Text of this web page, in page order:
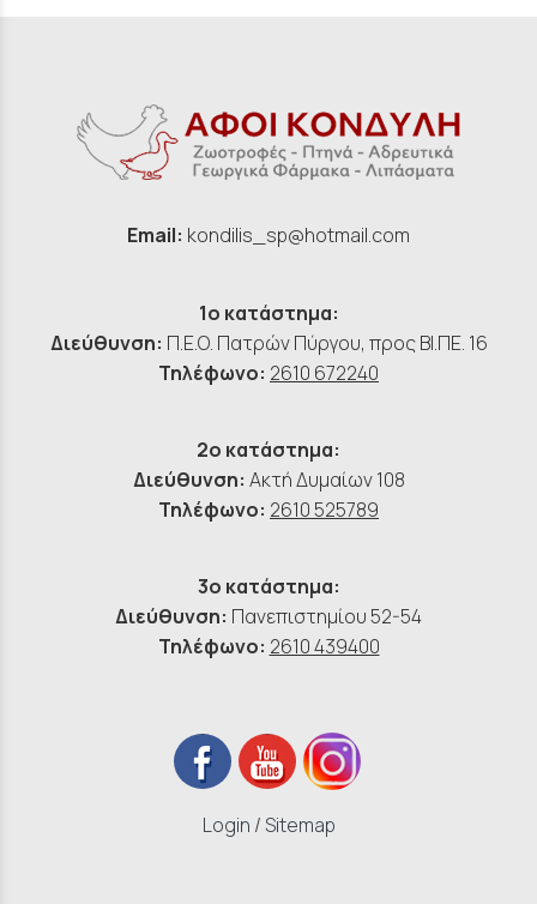
Email: kondilis_sp@hotmail.com
1ο κατάστημα:
Διεύθυνση: Π.Ε.Ο. Πατρών Πύργου, προς ΒΙ.ΠΕ. 16
Τηλέφωνο: 2610 672240
2ο κατάστημα:
Διεύθυνση: Ακτή Δυμαίων 108
Τηλέφωνο: 2610 525789
3ο κατάστημα:
Διεύθυνση: Πανεπιστημίου 52-54
Τηλέφωνο: 2610 439400
Login /Sitemap